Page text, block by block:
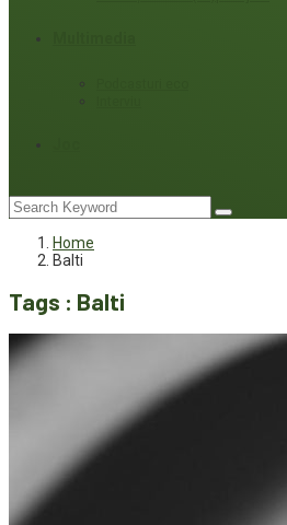
Home
Balti
Tags : Balti